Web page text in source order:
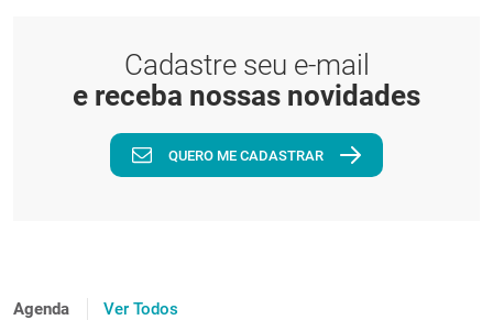
Cadastre seu e-mail
e receba nossas novidades
QUERO ME CADASTRAR
Agenda Ver Todos